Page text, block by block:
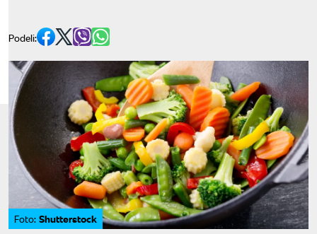
Podeli:
Foto: Shutterstock